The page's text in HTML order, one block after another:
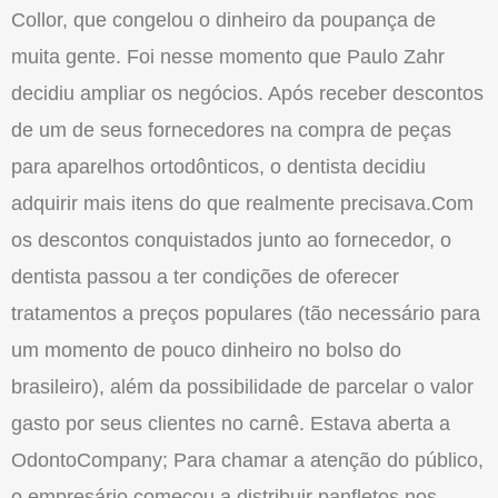
Collor, que congelou o dinheiro da poupança de
muita gente. Foi nesse momento que Paulo Zahr
decidiu ampliar os negócios. Após receber descontos
de um de seus fornecedores na compra de peças
para aparelhos ortodônticos, o dentista decidiu
adquirir mais itens do que realmente precisava.Com
os descontos conquistados junto ao fornecedor, o
dentista passou a ter condições de oferecer
tratamentos a preços populares (tão necessário para
um momento de pouco dinheiro no bolso do
brasileiro), além da possibilidade de parcelar o valor
gasto por seus clientes no carnê. Estava aberta a
OdontoCompany; Para chamar a atenção do público,